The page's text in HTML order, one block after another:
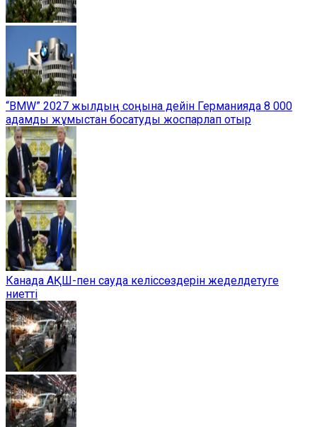
“BMW” 2027 жылдың соңына дейін Германияда 8 000
адамды жұмыстан босатуды жоспарлап отыр
Канада АҚШ-пен сауда келіссөздерін жеделдетуге
ниетті